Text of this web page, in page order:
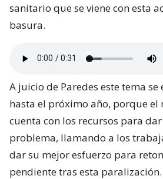
sanitario que se viene con esta
basura.
A juicio de Paredes este tema
hasta el próximo año, porque el
cuenta con los recursos para
problema, llamando a los
dar su mejor esfuerzo para
pendiente tras esta paralización.